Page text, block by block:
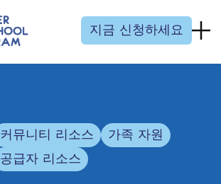
지금 신청하세요
커뮤니티 리소스
가족 자원
공급자 리소스